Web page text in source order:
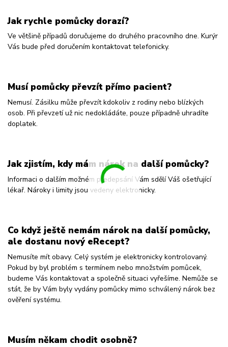
Jak rychle pomůcky dorazí?
Ve většině případů doručujeme do druhého pracovního dne. Kurýr
Vás bude před doručením kontaktovat telefonicky.
Musí pomůcky převzít přímo pacient?
Nemusí. Zásilku může převzít kdokoliv z rodiny nebo blízkých
osob. Při převzetí už nic nedokládáte, pouze případně uhradíte
doplatek.
Jak zjistím, kdy mám nárok na další pomůcky?
Informaci o dalším možném předepsání Vám sdělí Váš ošetřující
lékař. Nároky i limity jsou vedeny elektronicky.
Co když ještě nemám nárok na další pomůcky,
ale dostanu nový eRecept?
Nemusíte mít obavy. Celý systém je elektronicky kontrolovaný.
Pokud by byl problém s termínem nebo množstvím pomůcek,
budeme Vás kontaktovat a společně situaci vyřešíme. Nemůže se
stát, že by Vám byly vydány pomůcky mimo schválený nárok bez
ověření systému.
Musím někam chodit osobně?